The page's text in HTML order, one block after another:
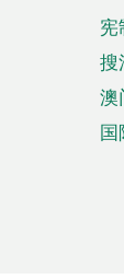
宪
搜
澳
国